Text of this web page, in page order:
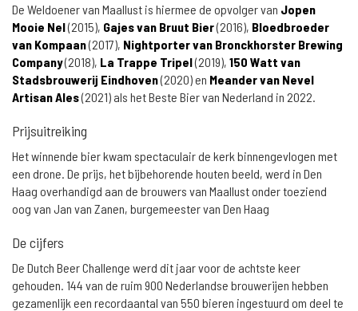
De Weldoener van Maallust is hiermee de opvolger van Jopen
Mooie Nel(2015), Gajes van Bruut Bier(2016), Bloedbroeder
van Kompaan(2017), Nightporter van Bronckhorster Brewing
Company(2018), La Trappe Tripel(2019), 150 Watt van
Stadsbrouwerij Eindhoven(2020) en Meander van Nevel
Artisan Ales(2021) als het Beste Bier van Nederland in 2022.
Prijsuitreiking
Het winnende bier kwam spectaculair de kerk binnengevlogen met
een drone. De prijs, het bijbehorende houten beeld, werd in Den
Haag overhandigd aan de brouwers van Maallust onder toeziend
oog van Jan van Zanen, burgemeester van Den Haag
De cijfers
De Dutch Beer Challenge werd dit jaar voor de achtste keer
gehouden. 144 van de ruim 900 Nederlandse brouwerijen hebben
gezamenlijk een recordaantal van 550 bieren ingestuurd om deel te